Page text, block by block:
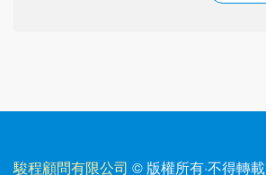
駿程顧問有限公司 © 版權所有·不得轉載